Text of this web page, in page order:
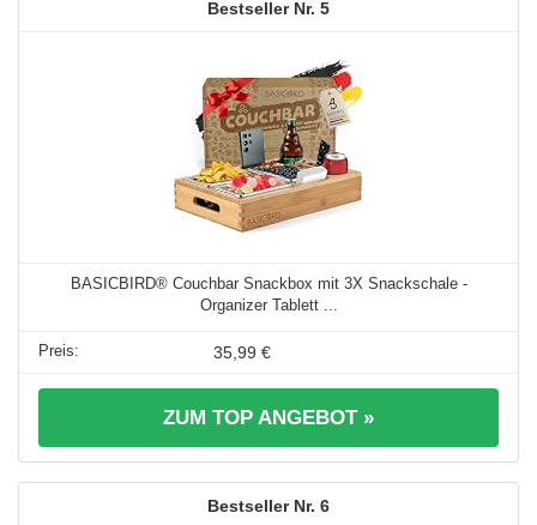
5
BASICBIRD® Couchbar Snackbox mit 3X Snackschale -
Organizer Tablett ...
35,99 €
ZUM TOP ANGEBOT »
6